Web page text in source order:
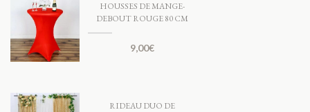
HOUSSES DE MANGE-
DEBOUT ROUGE 80 CM
9,00€
RIDEAU DUO DE